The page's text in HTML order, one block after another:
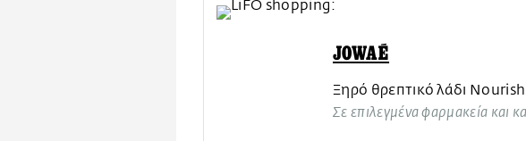
JOWAÉ
Ξηρό θρεπτικό λάδι
Σε επιλεγμένα φαρμακεία και